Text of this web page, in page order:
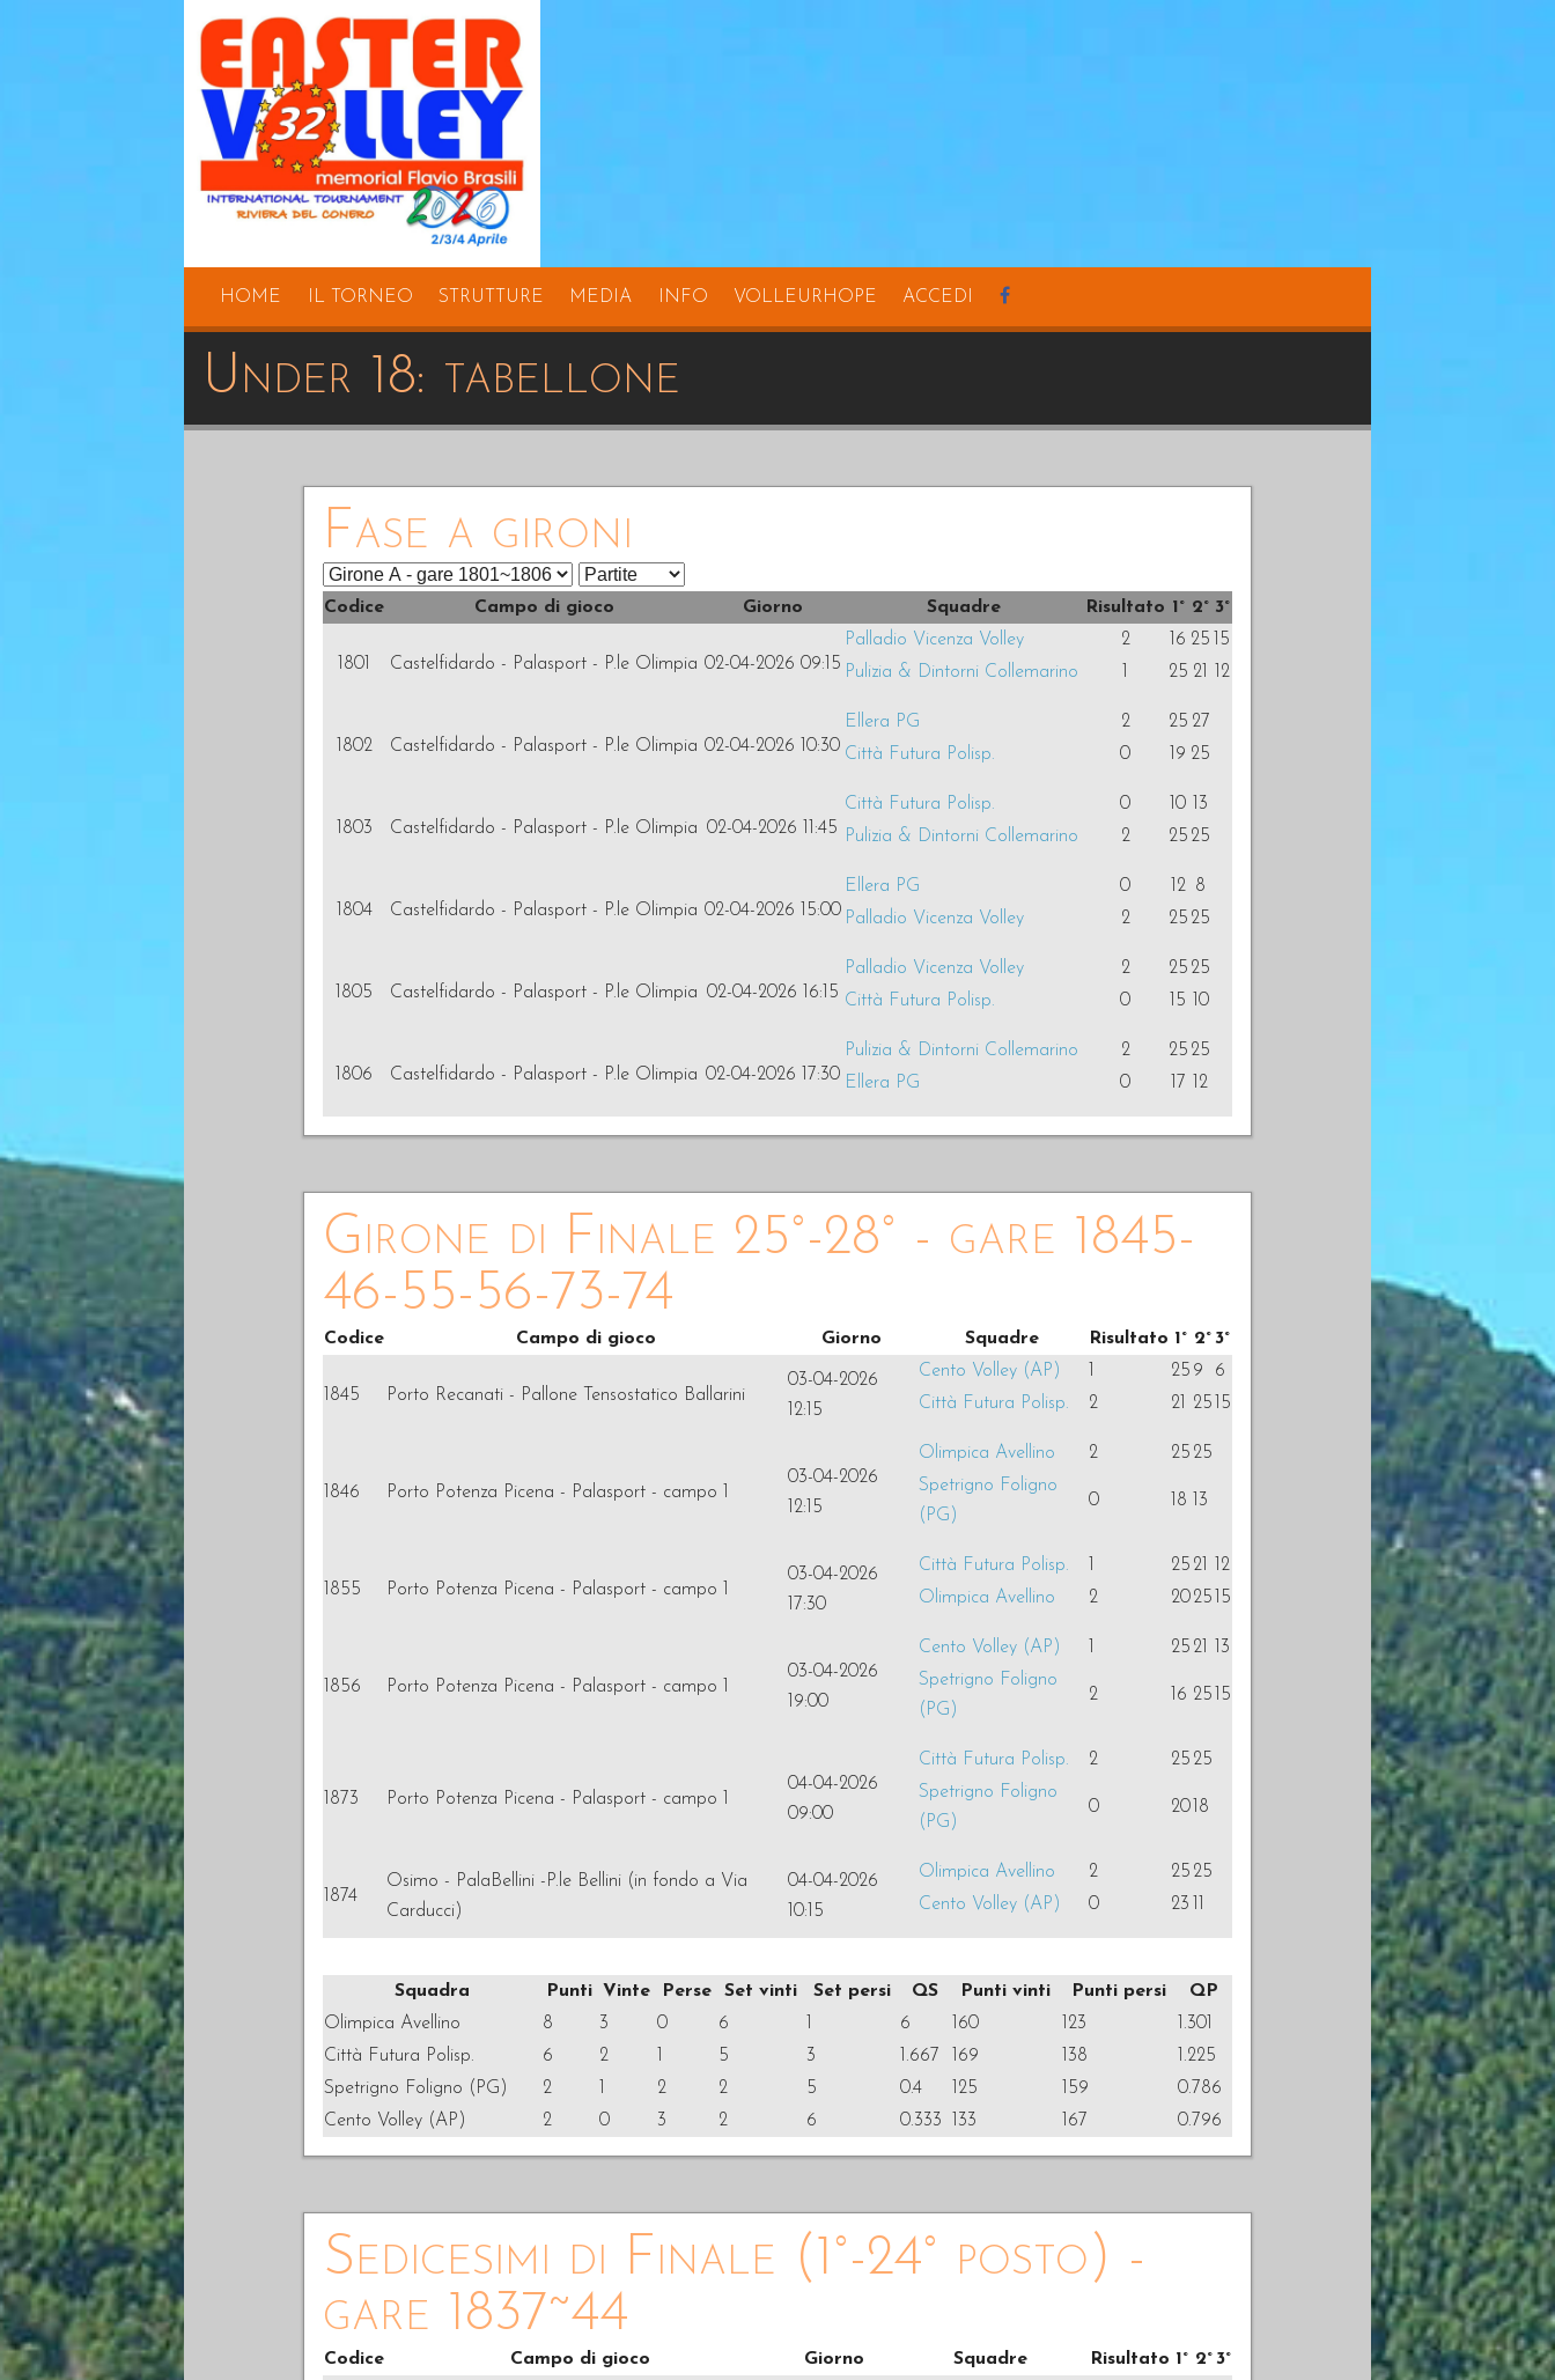
HOME IL TORNEO STRUTTURE MEDIA INFO VOLLEURHOPE ACCEDI
Under 18: tabellone
Fase a gironi
Codice Campo di gioco Giorno Squadre Risultato 1° 2° 3°
1801 Castelfidardo - Palasport - P.le Olimpia 02-04-2026 09:15
Palladio Vicenza Volley 2 16 25
15
Pulizia & Dintorni Collemarino
25 21 12
1802 Castelfidardo - Palasport - P.le Olimpia 02-04-2026 10:30
Ellera PG 2 25 27
Città Futura Polisp.
0 19 25
1803 Castelfidardo - Palasport - P.le Olimpia 02-04-2026 11:45
Città Futura Polisp. 0 10
13
Pulizia & Dintorni Collemarino
2 25 25
1804 Castelfidardo - Palasport - P.le Olimpia 02-04-2026 15:00
Ellera PG 0 12 8
Palladio Vicenza Volley
2 25 25
1805 Castelfidardo - Palasport - P.le Olimpia 02-04-2026 16:15
Palladio Vicenza Volley 2 25 25
Città Futura Polisp.
0 15 10
1806 Castelfidardo - Palasport - P.le Olimpia 02-04-2026 17:30
Pulizia & Dintorni Collemarino 2 25 25
Ellera PG
0 17 12
Girone di Finale 25°-28° - gare 1845-
46-55-56-73-74
Codice Campo di gioco Giorno Squadre Risultato 1° 2° 3°
1845 Porto Recanati - Pallone Tensostatico Ballarini
03-04-2026
12:15
Cento Volley (AP) 25 9
6
Città Futura Polisp.
2 21 25 15
1846 Porto Potenza Picena - Palasport - campo 1
03-04-2026
12:15
Olimpica Avellino 2 25 25
Spetrigno Foligno
(PG)
0 18 13
1855 Porto Potenza Picena - Palasport - campo 1
03-04-2026
17:30
Città Futura Polisp. 25 21
12
Olimpica Avellino
2 20 25 15
1856 Porto Potenza Picena - Palasport - campo 1
03-04-2026
19:00
Cento Volley (AP) 25 21
13
Spetrigno Foligno
(PG)
2 16 25 15
1873 Porto Potenza Picena - Palasport - campo 1
04-04-2026
09:00
Città Futura Polisp. 2 25 25
Spetrigno Foligno
(PG)
0 20 18
1874
Osimo - PalaBellini -P.le Bellini (in fondo a Via
Carducci)
04-04-2026
10:15
Olimpica Avellino 2 25 25
Cento Volley (AP)
0 23
Squadra Punti Vinte Perse Set vinti Set persi QS Punti vinti Punti persi
QP
Olimpica Avellino
8 3 0 6 6 160 123
1.301
Città Futura Polisp.
6 2 5 3 1.667 169 138
1.225
Spetrigno Foligno (PG)
2 2 2 5 0.4 125 159
0.786
Cento Volley (AP)
2 0 3 2 6 0.333 133 167 0.796
Sedicesimi di Finale (1°-24° posto) -
gare 1837~44
Codice Campo di gioco Giorno Squadre Risultato 1° 2° 3°